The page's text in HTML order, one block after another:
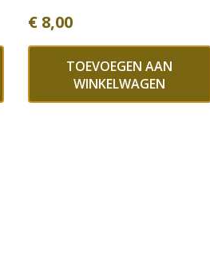
€8,00
TOEVOEGEN AAN
WINKELWAGEN